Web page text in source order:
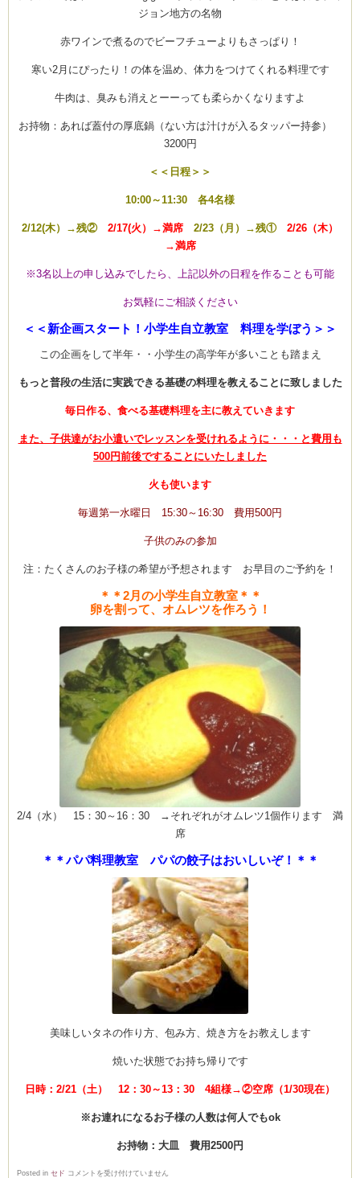
ジョン地方の名物
赤ワインで煮るのでビーフチューよりもさっぱり！
寒い2月にぴったり！の体を温め、体力をつけてくれる料理です
牛肉は、臭みも消えとーーっても柔らかくなりますよ
お持物：あれば蓋付の厚底鍋（ない方は汁けが入るタッパー持参）
3200円
＜＜日程＞＞
10:00～11:30 各4名様
2/12(木）→残② 2/17(火）→満席 2/23（月）→残① 2/26（木）
→満席
※3名以上の申し込みでしたら、上記以外の日程を作ることも可能
お気軽にご相談ください
＜＜新企画スタート！小学生自立教室 料理を学ぼう＞＞
この企画をして半年・・小学生の高学年が多いことも踏まえ
もっと普段の生活に実践できる基礎の料理を教えることに致しました
毎日作る、食べる基礎料理を主に教えていきます
また、子供達がお小遣いでレッスンを受けれるように・・・と費用も
500円前後ですることにいたしました
火も使います
毎週第一水曜日 15:30～16:30 費用500円
子供のみの参加
注：たくさんのお子様の希望が予想されます お早目のご予約を！
＊＊2月の小学生自立教室＊＊
卵を割って、オムレツを作ろう！
2/4（水） 15：30～16：30 →それぞれがオムレツ1個作ります 満
席
＊＊パパ料理教室 パパの餃子はおいしいぞ！＊＊
美味しいタネの作り方、包み方、焼き方をお教えします
焼いた状態でお持ち帰りです
日時：2/21（土） 12：30～13：30 4組様→②空席（1/30現在）
※お連れになるお子様の人数は何人でもok
お持物：大皿 費用2500円
Posted in セド 2コメントを受け付けていません